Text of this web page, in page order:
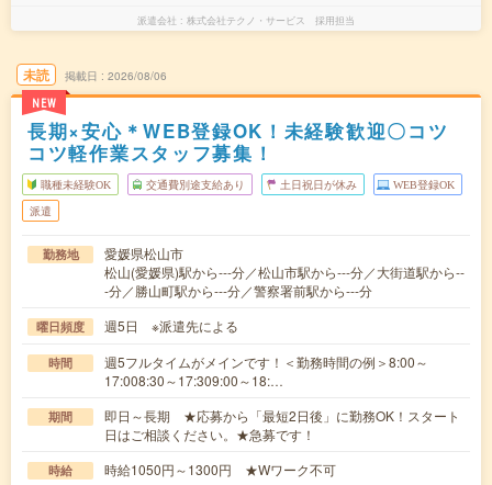
派遣会社 株式会社テクノ・サービス 採用担当
未読
NEW
掲載日 2026/08/06
長期×安心＊WEB登録OK！未経験歓迎〇コツ
コツ軽作業スタッフ募集！
職種未経験OK 交通費別途支給あり 土日祝日が休み WEB登録OK
派遣
勤務地
愛媛県松山市
松山(愛媛県)駅から---分／松山市駅から---分／大街道駅から--
-分／勝山町駅から---分／警察署前駅から---分
曜日頻度 週5日 ※派遣先による
時間
週5フルタイムがメインです！＜勤務時間の例＞8:00～
17:008:30～17:309:00～18:…
期間
即日～長期 ★応募から「最短2日後」に勤務OK！スタート
日はご相談ください。★急募です！
時給 時給1050円～1300円 ★Wワーク不可